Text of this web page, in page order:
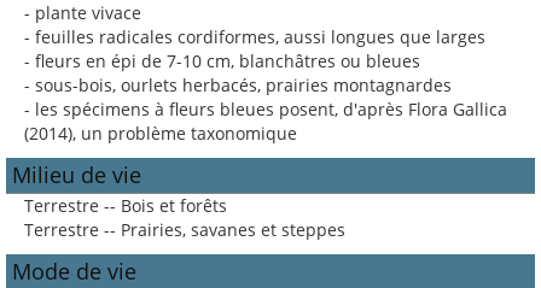
- plante vivace
- feuilles radicales cordiformes, aussi longues que larges
- fleurs en épi de 7-10 cm, blanchâtres ou bleues
- sous-bois, ourlets herbacés, prairies montagnardes
- les spécimens à fleurs bleues posent, d'après Flora Gallica
(2014), un problème taxonomique
Milieu de vie
Terrestre -- Bois et forêts
Terrestre -- Prairies, savanes et steppes
Mode de vie